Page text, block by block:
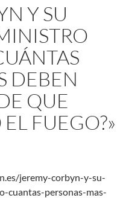
Y SU
DEBEN
QUE
FUEGO?»
jeremy-corbyn-y-su-
cuantas-personas-mas-